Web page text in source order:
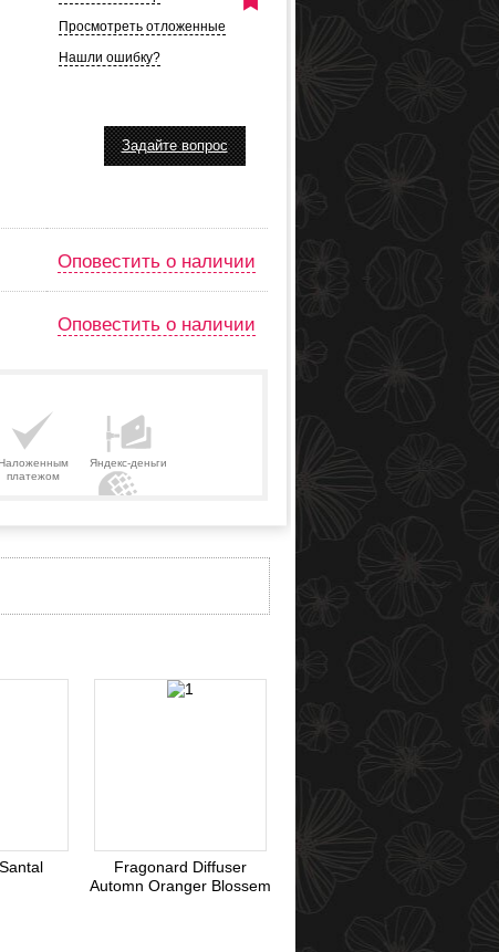
Просмотреть отложенные
Нашли ошибку?
Задайте вопрос
Оповестить о наличии
Оповестить о наличии
платежом
Яндекс-деньги
Fragonard Diffuser
Automn Oranger Blossem